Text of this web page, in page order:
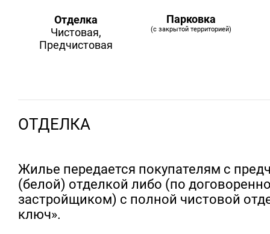
Отделка
Чистовая,
Предчистовая
Парковка
(с закрытой территорией)
ОТДЕЛКА
Жилье передается покупателям с
(белой) отделкой либо (по
застройщиком) с полной чистовой
ключ».